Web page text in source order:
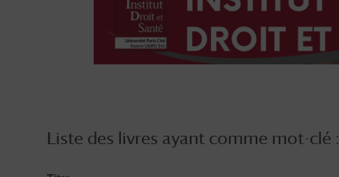
Liste des livres ayant comme mot-clé :